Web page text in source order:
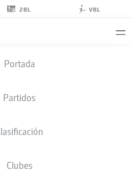
2BL VBL
Portada
Partidos
Clubes